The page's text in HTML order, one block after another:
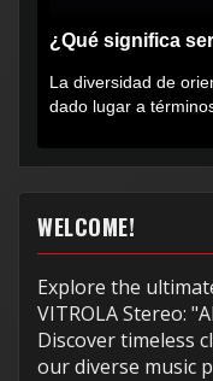
¿Qué significa
La diversidad de
dado lugar a
WELCOME!
Explore the
VITROLA Stereo:
Discover timeless
our diverse music